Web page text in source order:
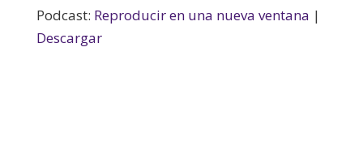
Podcast: Reproducir en una nueva ventana |
Descargar